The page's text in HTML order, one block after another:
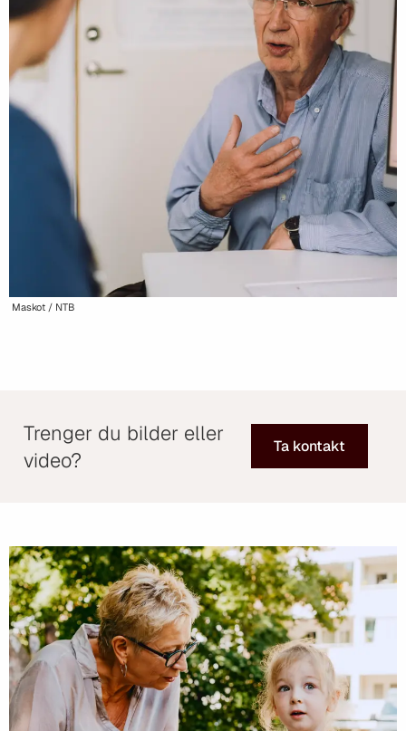
Maskot / NTB
Trenger du bilder eller
video?
Ta kontakt